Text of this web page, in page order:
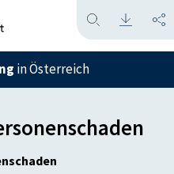
in Österreich